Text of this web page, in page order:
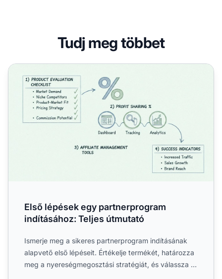
Tudj meg többet
Első lépések egy partnerprogram indításához: Teljes
Első lépések egy partnerprogram
indításához: Teljes útmutató
Ismerje meg a sikeres partnerprogram indításának
alapvető első lépéseit. Értékelje termékét, határozza
meg a nyereségmegosztási stratégiát, és válassza ki